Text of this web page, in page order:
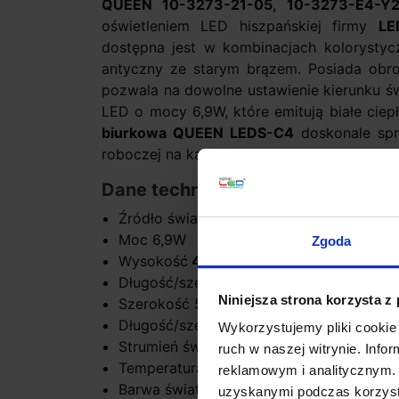
Zgoda
Niniejsza strona korzysta z
Wykorzystujemy pliki
ruch w naszej witrynie.
reklamowym i
uzyskanymi podczas
QUEEN 10-3273-21-05, 10-3273-E4-Y2
oświetleniem LED hiszpańskiej firmy
dostępna jest w kombinacjach
antyczny ze starym brązem. Posiada
pozwala na dowolne ustawienie kierunku
LED o mocy 6,9W, które emitują białe
biurkowa QUEEN LEDS-C4 doskonale
roboczej na każdym biurku.
Dane techniczne:
Źródło światła CITIZEN LED
Moc 6,9W
Wysokość 49,1cm
Długość/szerokość podstawy 17cm
Szerokość 51,8cm
Długość/szerokość klosza 9,9cm x 10cm
Strumień świetlny 550lm
Temperatura barwy światła 3000K
Barwa światła biała ciepła